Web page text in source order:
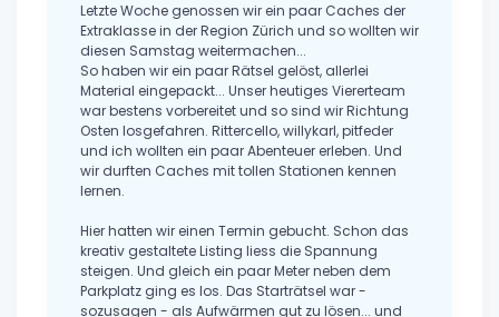
Letzte Woche genossen wir ein paar Caches der
Extraklasse in der Region Zürich und so wollten wir
diesen Samstag weitermachen...
So haben wir ein paar Rätsel gelöst, allerlei
Material eingepackt... Unser heutiges Viererteam
war bestens vorbereitet und so sind wir Richtung
Osten losgefahren. Rittercello, willykarl, pitfeder
und ich wollten ein paar Abenteuer erleben. Und
wir durften Caches mit tollen Stationen kennen
lernen.
Hier hatten wir einen Termin gebucht. Schon das
kreativ gestaltete Listing liess die Spannung
steigen. Und gleich ein paar Meter neben dem
Parkplatz ging es los. Das Starträtsel war -
sozusagen - als Aufwärmen gut zu lösen... und